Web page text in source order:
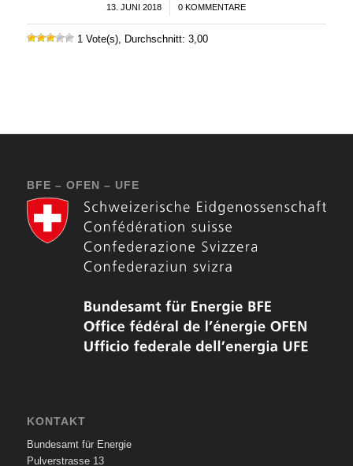
13. JUNI 2018
/ 0 KOMMENTARE
1 Vote(s), Durchschnitt: 3,00
BFE – OFEN – UFE
KONTAKT
Bundesamt für Energie
Pulverstrasse 13